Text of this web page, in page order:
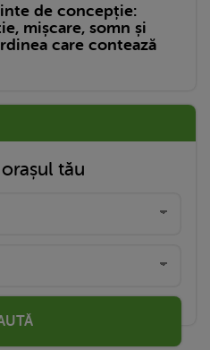
de concepție:
mișcare, somn și
care contează
tău